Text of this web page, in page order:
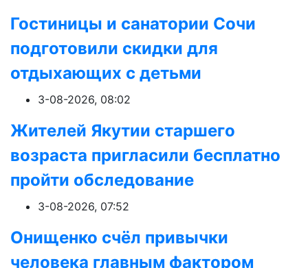
Гостиницы и санатории Сочи
подготовили скидки для
отдыхающих с детьми
3-08-2026, 08:02
Жителей Якутии старшего
возраста пригласили бесплатно
пройти обследование
3-08-2026, 07:52
Онищенко счёл привычки
человека главным фактором